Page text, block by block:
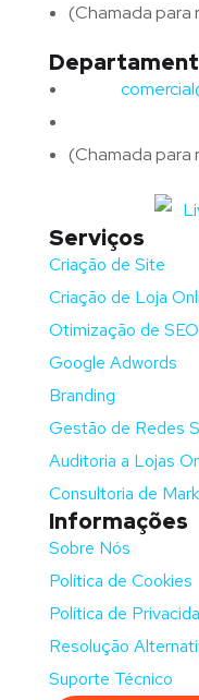
(Chamada para
(Chamada para
Serviços
Criação de Site
Criação de Loja
Otimização de SEO
Google Adwords
Branding
Gestão de Redes
Auditoria a Lojas
Consultoria de
Informações
Sobre Nós
Política de Cookies
Política de
Resolução
Suporte Técnico